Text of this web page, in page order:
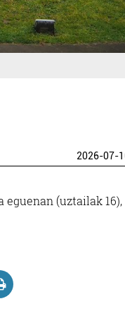
2026-07-
(uztailak 16),